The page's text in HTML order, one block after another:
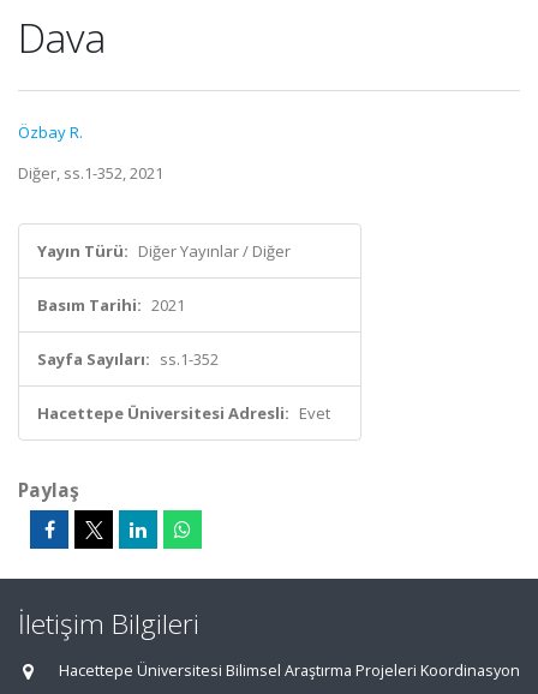
Dava
Özbay R.
Diğer, ss.1-352, 2021
Yayın Türü: Diğer Yayınlar / Diğer
Basım Tarihi: 2021
Sayfa Sayıları: ss.1-352
Hacettepe Üniversitesi Adresli: Evet
Paylaş
İletişim Bilgileri
Hacettepe Üniversitesi Bilimsel Araştırma Projeleri Koordinasyon